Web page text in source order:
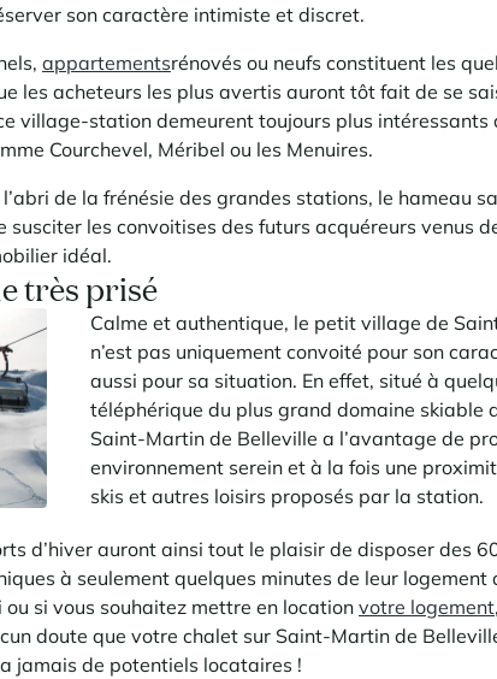
son caractère intimiste et discret.
appartementsrénovés ou neufs constituent les
les acheteurs les plus avertis auront tôt fait de se
village-station demeurent toujours plus intéressants
Courchevel, Méribel ou les Menuires.
de la frénésie des grandes stations, le hameau
susciter les convoitises des futurs acquéreurs venus
idéal.
très prisé
Calme et authentique, le petit village de
n’est pas uniquement convoité pour son
aussi pour sa situation. En effet, situé à
téléphérique du plus grand domaine skiable
Saint-Martin de Belleville a l’avantage de
environnement serein et à la fois une
skis et autres loisirs proposés par la station.
d’hiver auront ainsi tout le plaisir de disposer des
à seulement quelques minutes de leur logement
si vous souhaitez mettre en location votre logement
doute que votre chalet sur Saint-Martin de
jamais de potentiels locataires !